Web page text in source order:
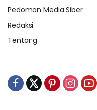
Pedoman Media Siber
Redaksi
Tentang